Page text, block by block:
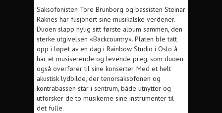
Saksofonisten Tore Brunborg og bassisten Steinar
Raknes har fusjonert sine musikalske verdener.
Duoen slapp nylig sitt første album sammen, den
sterke utgivelsen «Backcountry». Platen ble tatt
opp i løpet av en dag i Rainbow Studio i Oslo å
har et musiserende og levende preg, som duoen
også overfører til sine konserter. Med et helt
akustisk lydbilde, der tenorsaksofonen og
kontrabassen står i sentrum, både utnytter og
utforsker de to musikerne sine instrumenter til
det fulle.